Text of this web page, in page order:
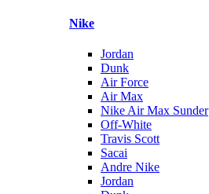
Nike
Jordan
Dunk
Air Force
Air Max
Nike Air Max Sunder
Off-White
Travis Scott
Sacai
Andre Nike
Jordan